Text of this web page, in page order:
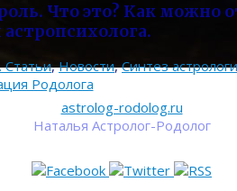
astrolog-rodolog.ru
Наталья Астролог-Родолог
Что это? Как можно
Статьи,Новости,Синтез
Родолога